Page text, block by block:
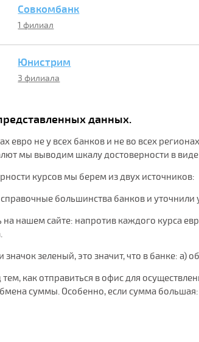
Совкомбанк
1 филиал
Юнистрим
3 филиала
данных.
евро не у всех банков и не во всех
мы выводим шкалу достоверности в
курсов мы берем из двух источников:
большинства банков и
на нашем сайте: напротив каждого курса
зеленый, это значит, что в банке: а)
как отправиться в офис для
суммы. Особенно, если сумма